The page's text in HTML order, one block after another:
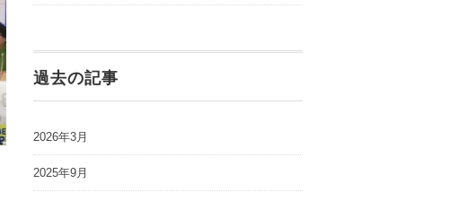
過去の記事
2026年3月
2025年9月